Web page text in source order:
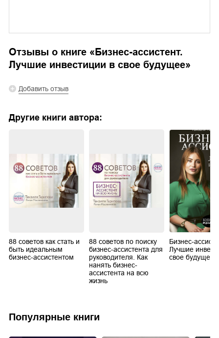
Отзывы о книге « Бизнес-ассистент.
Лучшие инвестиции в свое будущее»
Добавить отзыв
Другие книги автора:
88 советов как стать и
быть идеальным
бизнес-ассистентом
88 советов по поиску
бизнес-ассистента для
руководителя. Как
нанять бизнес-
ассистента на всю
жизнь
Бизнес-
Лучшие
свое будущее
Популярные книги